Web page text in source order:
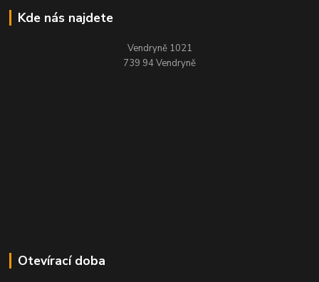
Kde nás najdete
Vendryně 1021
739 94 Vendryně
Otevírací doba